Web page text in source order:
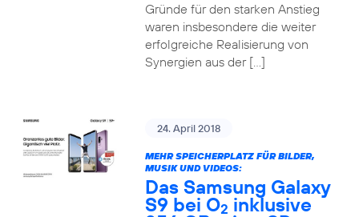
Gründe für den starken Anstieg
waren insbesondere die weiter
erfolgreiche Realisierung von
Synergien aus der […]
24. April 2018
MEHR SPEICHERPLATZ FÜR BILDER,
MUSIK UND VIDEOS:
Das Samsung Galaxy
S9 bei O2 inklusive